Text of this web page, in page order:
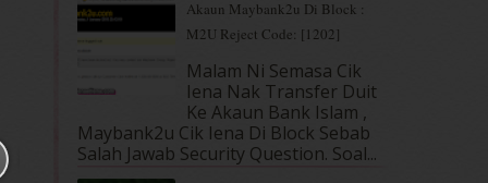
Akaun Maybank2u Di Block :
M2U Reject Code: [1202]
Malam Ni Semasa Cik
Iena Nak Transfer Duit
Ke Akaun Bank Islam ,
Maybank2u Cik Iena Di Block Sebab
Salah Jawab Security Question. Soal...